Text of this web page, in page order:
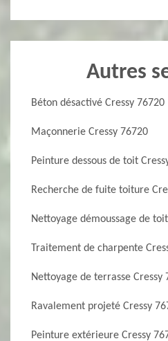
Autres
Béton désactivé Cressy 76720
Maçonnerie Cressy 76720
Peinture dessous de toit
Recherche de fuite toiture
Nettoyage démoussage de
Traitement de charpente
Nettoyage de terrasse Cressy
Ravalement projeté Cressy
Peinture extérieure Cressy